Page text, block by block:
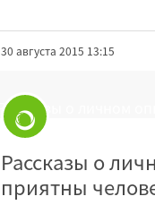
30 августа 2015 13:15
Рассказы о
приятны